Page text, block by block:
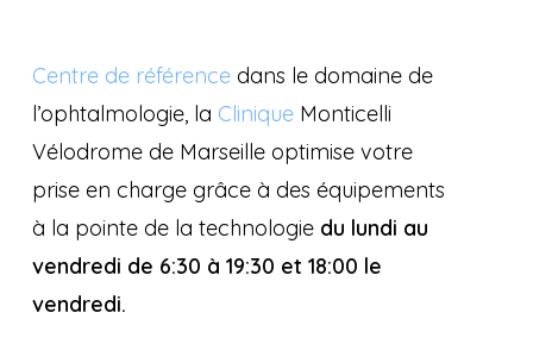
Centre de référencedans le domaine de
l’ophtalmologie, la CliniqueMonticelli
Vélodrome de Marseille optimise votre
prise en charge grâce à des équipements
à la pointe de la technologie du lundi au
vendredi de 6:30 à 19:30 et 18:00 le
vendredi.